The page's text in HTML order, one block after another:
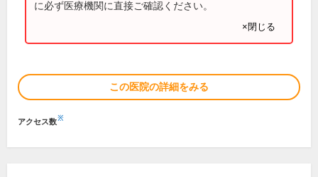
に必ず医療機関に直接ご確認ください。
×閉じる
この医院の詳細をみる
アクセス数※